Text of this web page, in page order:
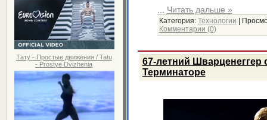
Тату - Простые движения / Tatu
- Prostye Dvizhenia
... Читать дальше »
Категория: Технологии
Комментарии (0)
67-летний
Терминаторе